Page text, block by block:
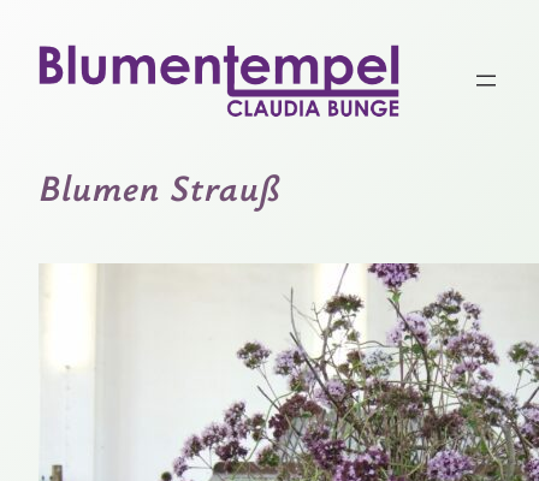
Inhalt
springen
Blumen Strauß